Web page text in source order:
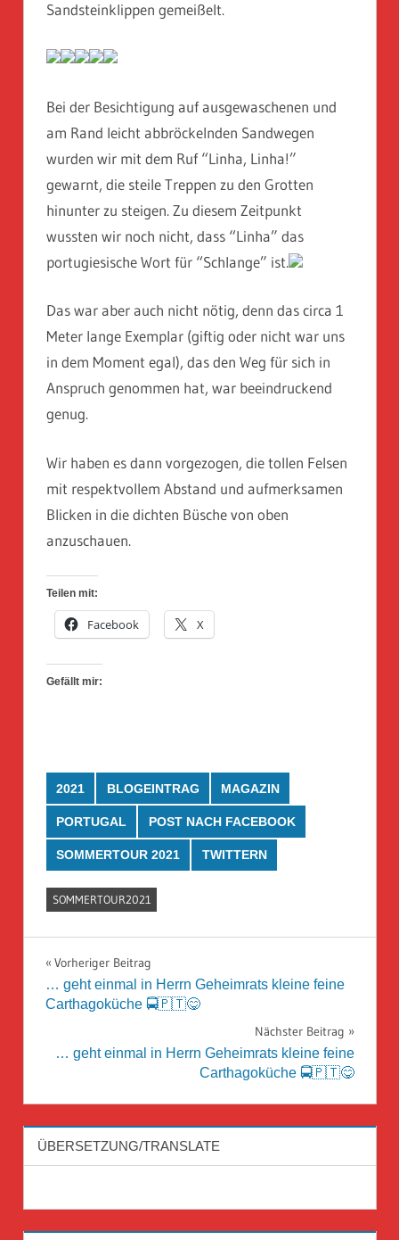
Sandsteinklippen gemeißelt.
Bei der Besichtigung auf ausgewaschenen und
am Rand leicht abbröckelnden Sandwegen
wurden wir mit dem Ruf “Linha, Linha!”
gewarnt, die steile Treppen zu den Grotten
hinunter zu steigen. Zu diesem Zeitpunkt
wussten wir noch nicht, dass “Linha” das
portugiesische Wort für “Schlange” ist.
Das war aber auch nicht nötig, denn das circa 1
Meter lange Exemplar (giftig oder nicht war uns
in dem Moment egal), das den Weg für sich in
Anspruch genommen hat, war beeindruckend
genug.
Wir haben es dann vorgezogen, die tollen Felsen
mit respektvollem Abstand und aufmerksamen
Blicken in die dichten Büsche von oben
anzuschauen.
Teilen mit:
Facebook X
Gefällt mir:
2021 BLOGEINTRAG MAGAZIN
PORTUGAL POST NACH FACEBOOK
SOMMERTOUR 2021 TWITTERN
SOMMERTOUR2021
Beitragsnavigation
Vorheriger Beitrag
… geht einmal in Herrn Geheimrats kleine feine
Carthagoküche 🚍🇵🇹😋
Nächster Beitrag
… geht einmal in Herrn Geheimrats kleine feine
Carthagoküche 🚍🇵🇹😋
ÜBERSETZUNG/TRANSLATE